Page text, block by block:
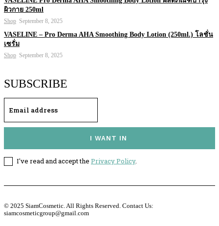
ผิวกาย 250ml
Shop September 8, 2025
VASELINE – Pro Derma AHA Smoothing Body Lotion (250ml.) โลชั่น
เซรั่ม
Shop September 8, 2025
SUBSCRIBE
I WANT IN
I've read and accept the Privacy Policy.
© 2025 SiamCosmetic. All Rights Reserved. Contact Us:
siamcosmeticgroup@gmail.com